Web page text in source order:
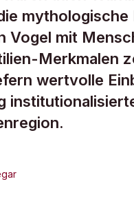
mythologische
Vogel mit
Merkmalen
wertvolle